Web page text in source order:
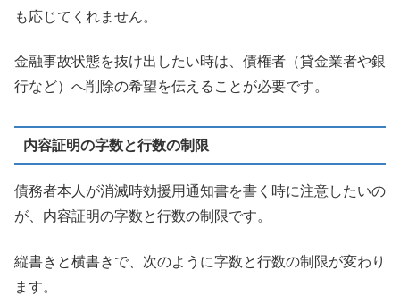
も応じてくれません。
金融事故状態を抜け出したい時は、債権者（貸金業者や銀
行など）へ削除の希望を伝えることが必要です。
内容証明の字数と行数の制限
債務者本人が消滅時効援用通知書を書く時に注意したいの
が、内容証明の字数と行数の制限です。
縦書きと横書きで、次のように字数と行数の制限が変わり
ます。